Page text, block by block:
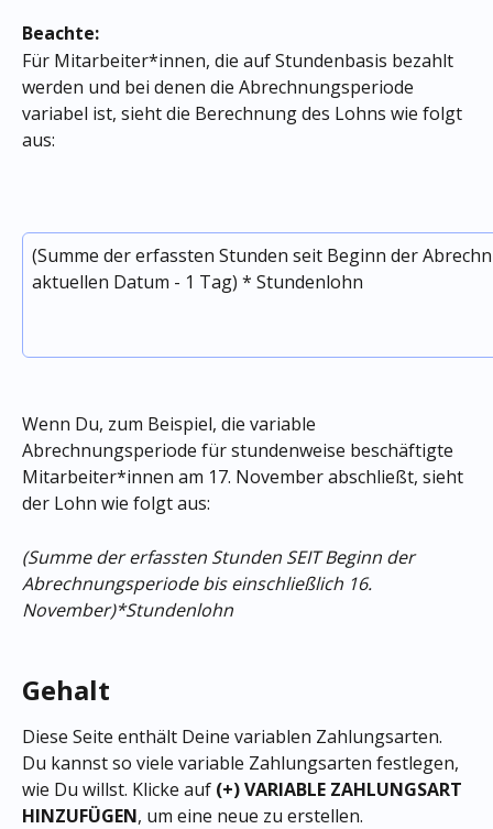
Beachte:
Für Mitarbeiter*innen, die auf Stundenbasis bezahlt
werden und bei denen die Abrechnungsperiode
variabel ist, sieht die Berechnung des Lohns wie folgt
aus:
(Summe der erfassten Stunden seit Beginn der
aktuellen Datum - 1 Tag) * Stundenlohn
Wenn Du, zum Beispiel, die variable
Abrechnungsperiode für stundenweise beschäftigte
Mitarbeiter*innen am 17. November abschließt, sieht
der Lohn wie folgt aus:
(Summe der erfassten Stunden SEIT Beginn der
Abrechnungsperiode bis einschließlich 16.
November)*Stundenlohn
Gehalt
Diese Seite enthält Deine variablen Zahlungsarten.
Du kannst so viele variable Zahlungsarten festlegen,
wie Du willst. Klicke auf (+) VARIABLE ZAHLUNGSART
HINZUFÜGEN, um eine neue zu erstellen.